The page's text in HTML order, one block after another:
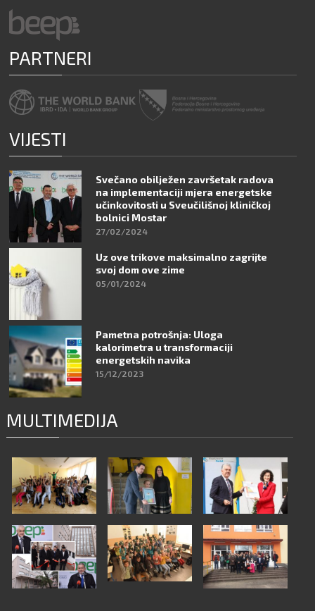
PARTNERI
VIJESTI
Svečano obilježen završetak radova
na implementaciji mjera energetske
učinkovitosti u Sveučilišnoj kliničkoj
bolnici Mostar
27/02/2024
Uz ove trikove maksimalno zagrijte
svoj dom ove zime
05/01/2024
Pametna potrošnja: Uloga
kalorimetra u transformaciji
energetskih navika
15/12/2023
MULTIMEDIJA